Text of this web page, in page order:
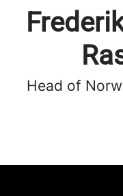
Head of